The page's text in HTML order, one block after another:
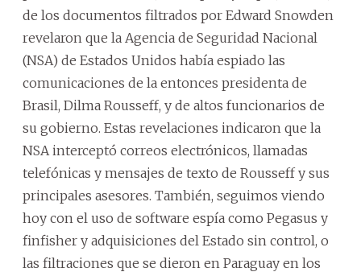
de los documentos filtrados por Edward Snowden
revelaron que la Agencia de Seguridad Nacional
(NSA) de Estados Unidos había espiado las
comunicaciones de la entonces presidenta de
Brasil, Dilma Rousseff, y de altos funcionarios de
su gobierno. Estas revelaciones indicaron que la
NSA interceptó correos electrónicos, llamadas
telefónicas y mensajes de texto de Rousseff y sus
principales asesores. También, seguimos viendo
hoy con el uso de software espía como Pegasus y
finfisher y adquisiciones del Estado sin control, o
las filtraciones que se dieron en Paraguay en los